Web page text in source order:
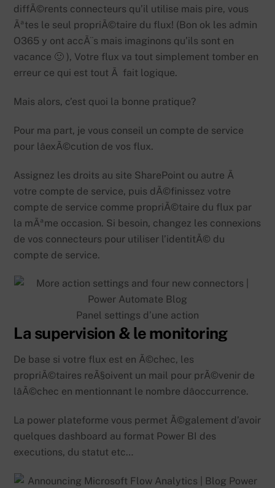
diffÃ©rents connecteurs qu’il utilise mais pire, vous
Ãªtes le seul propriÃ©taire du flux! (Bon ok les admin
O365 y ont accÃ¨s mais imaginons qu’ils sont en
vacance 🙂 ), Votre flux va tout simplement tomber en
erreur ce qui est tout Ã fait logique.
Mais alors, c’est quoi la bonne pratique?
Pour ma part, je vous conseil un compte de service
pour lâexÃ©cution de vos flux.
Assignez les droits au site SharePoint ou autre Ã
votre compte de service, puis dÃ©finissez votre
compte de service comme propriÃ©taire du flux par
la mÃªme occasion. Si besoin, changez les connexions
de vos connecteurs pour utiliser l’identitÃ© du
compte de service.
Panel settings d’une action
La supervision & le monitoring
De base si votre flux est en Ã©chec, les
propriÃ©taires reÃ§oivent un mail pour prÃ©venir de
lâÃ©chec en mentionnant le nombre dâoccurrence.
La power plateforme vous permet Ã©galement d’avoir
quelques dashboard au format Power BI des
executions, du statut etc…